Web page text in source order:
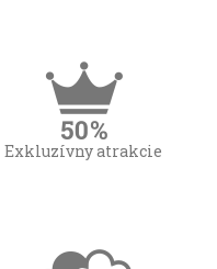
Exkluzívny atrakcie